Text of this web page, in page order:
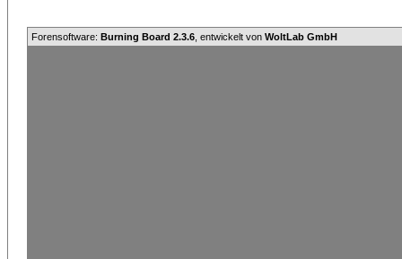
Forensoftware: Burning Board 2.3.6 , entwickelt von WoltLab GmbH